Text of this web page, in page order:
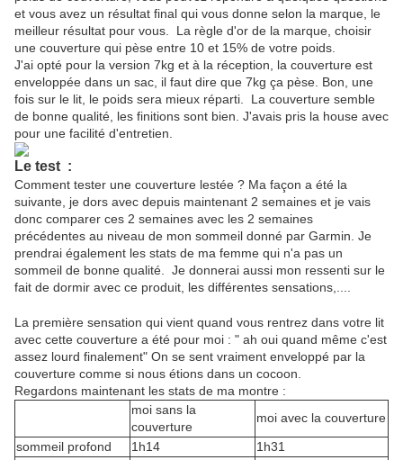
et vous avez un résultat final qui vous donne selon la marque, le
meilleur résultat pour vous. La règle d'or de la marque, choisir
une couverture qui pèse entre 10 et 15% de votre poids.
J'ai opté pour la version 7kg et à la réception, la couverture est
enveloppée dans un sac, il faut dire que 7kg ça pèse. Bon, une
fois sur le lit, le poids sera mieux réparti. La couverture semble
de bonne qualité, les finitions sont bien. J'avais pris la house avec
pour une facilité d'entretien.
Le test :
Comment tester une couverture lestée ? Ma façon a été la
suivante, je dors avec depuis maintenant 2 semaines et je vais
donc comparer ces 2 semaines avec les 2 semaines
précédentes au niveau de mon sommeil donné par Garmin. Je
prendrai également les stats de ma femme qui n'a pas un
sommeil de bonne qualité. Je donnerai aussi mon ressenti sur le
fait de dormir avec ce produit, les différentes sensations,....
La première sensation qui vient quand vous rentrez dans votre lit
avec cette couverture a été pour moi : " ah oui quand même c'est
assez lourd finalement" On se sent vraiment enveloppé par la
couverture comme si nous étions dans un cocoon.
Regardons maintenant les stats de ma montre :
moi sans la
couverture
moi avec la couverture
sommeil profond
1h14
1h31